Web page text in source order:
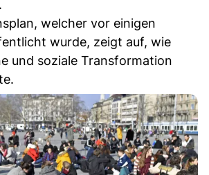
welcher vor einigen
wurde, zeigt auf, wie
und soziale Transformation